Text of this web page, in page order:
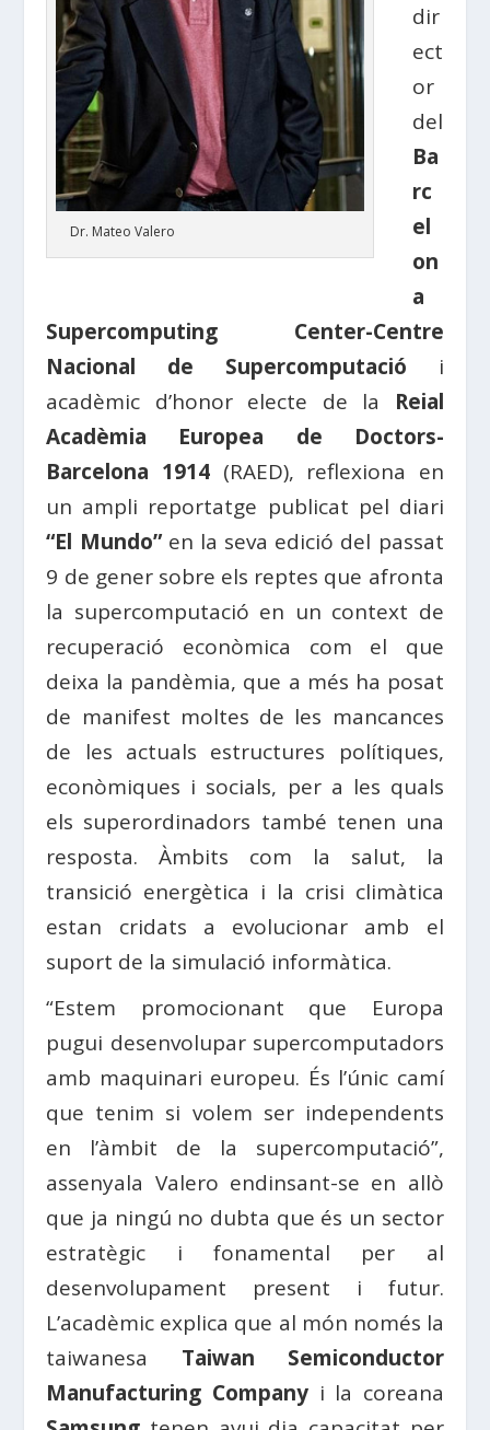
Dr. Mateo Valero
dir
ect
or
del
Ba
rc
el
on
a
Supercomputing Center-Centre
Nacional de Supercomputació i
acadèmic d’honor electe de la Reial
Acadèmia Europea de Doctors-
Barcelona 1914(RAED), reflexiona en
un ampli reportatge publicat pel diari
“El Mundo”en la seva edició del passat
9 de gener sobre els reptes que afronta
la supercomputació en un context de
recuperació econòmica com el que
deixa la pandèmia, que a més ha posat
de manifest moltes de les mancances
de les actuals estructures polítiques,
econòmiques i socials, per a les quals
els superordinadors també tenen una
resposta. Àmbits com la salut, la
transició energètica i la crisi climàtica
estan cridats a evolucionar amb el
suport de la simulació informàtica.
“Estem promocionant que Europa
pugui desenvolupar supercomputadors
amb maquinari europeu. És l’únic camí
que tenim si volem ser independents
en l’àmbit de la supercomputació”,
assenyala Valero endinsant-se en allò
que ja ningú no dubta que és un sector
estratègic i fonamental per al
desenvolupament present i futur.
L’acadèmic explica que al món només la
taiwanesa Taiwan Semiconductor
Manufacturing Companyi la coreana